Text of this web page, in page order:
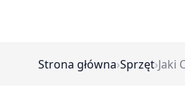
Strona główna›Sprzęt›Jaki